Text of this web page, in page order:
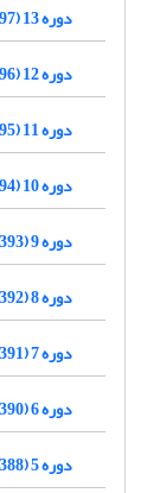
دوره 13 (1397)
دوره 12 (1396)
دوره 11 (1395)
دوره 10 (1394)
دوره 9 (1393)
دوره 8 (1392)
دوره 7 (1391)
دوره 6 (1390)
دوره 5 (1388)